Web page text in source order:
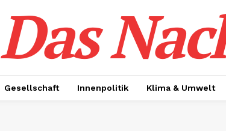
Das
Gesellschaft Innenpolitik Klima & Umwelt